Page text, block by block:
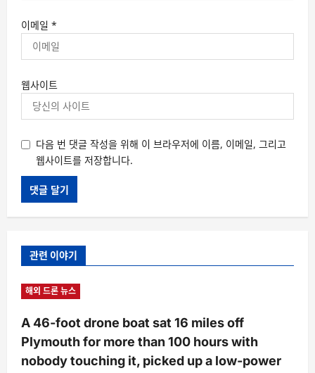
이메일 *
웹사이트
다음 번 댓글 작성을 위해 이 브라우저에 이름, 이메일, 그리고
웹사이트를 저장합니다.
관련 이야기
해외 드론 뉴스
A 46-foot drone boat sat 16 miles off
Plymouth for more than 100 hours with
nobody touching it, picked up a low-power